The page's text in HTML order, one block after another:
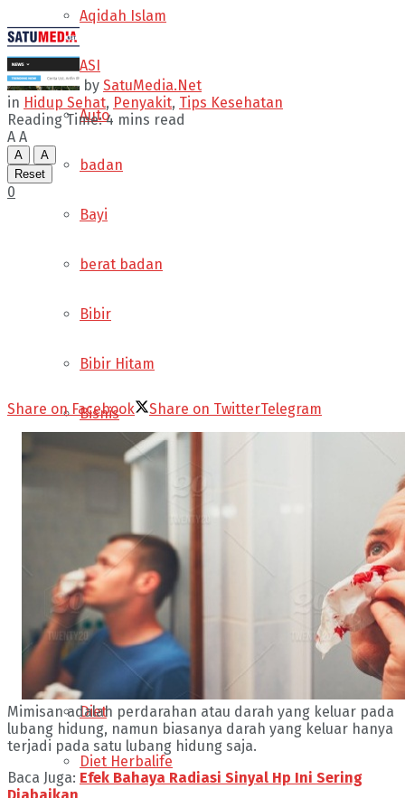
Aqidah Islam
ASI
Auto
badan
Bayi
berat badan
Bibir
Bibir Hitam
Bisnis
Business
Content Placement
Dakwah
Diet
Diet Herbalife
by SatuMedia.Net
in Hidup Sehat, Penyakit, Tips Kesehatan
Reading Time: 4 mins read
A A
A
A
Reset
0
Share on Facebook Share on TwitterTelegram
Mimisan adalah perdarahan atau darah yang keluar pada
lubang hidung, namun biasanya darah yang keluar hanya
terjadi pada satu lubang hidung saja.
Baca Juga: Efek Bahaya Radiasi Sinyal Hp Ini Sering